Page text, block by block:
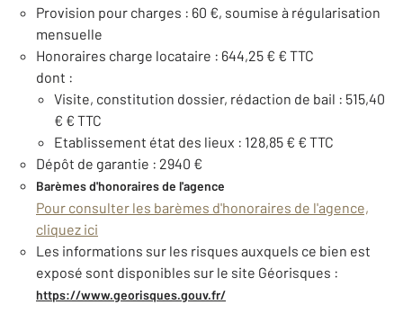
Provision pour charges : 60 €, soumise à régularisation
mensuelle
Honoraires charge locataire : 644,25 € € TTC
dont :
Visite, constitution dossier, rédaction de bail : 515,40
€ € TTC
Etablissement état des lieux : 128,85 € € TTC
Dépôt de garantie : 2940 €
Barèmes d'honoraires de l'agence
Pour consulter les barèmes d'honoraires de l'agence,
cliquez ici
Les informations sur les risques auxquels ce bien est
exposé sont disponibles sur le site Géorisques :
https://www.georisques.gouv.fr/